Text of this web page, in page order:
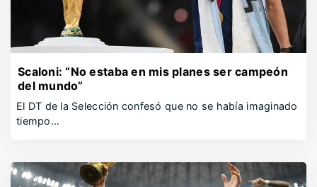
Scaloni: “No estaba en mis planes ser campeón
del mundo”
El DT de la Selección confesó que no se había imaginado
tiempo…